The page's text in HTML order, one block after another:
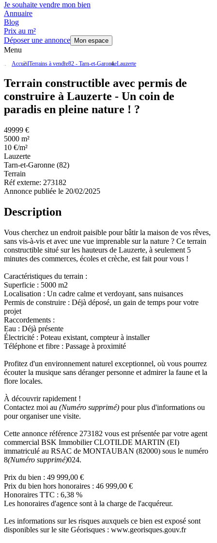
Je souhaite vendre mon bien
Annuaire
Blog
Prix au m²
Déposer une annonce
Mon espace
Menu
AccueilTerrains à vendre82 - Tarn-et-GaronneLauzerte
Terrain constructible avec permis de
construire à Lauzerte - Un coin de
paradis en pleine nature ! ?
49999 €
5000 m²
10 €/m²
Lauzerte
Tarn-et-Garonne (82)
Terrain
Réf externe: 273182
Annonce publiée le 20/02/2025
Description
Vous cherchez un endroit paisible pour bâtir la maison de vos rêves,
sans vis-à-vis et avec une vue imprenable sur la nature ? Ce terrain
constructible situé sur les hauteurs de Lauzerte, à seulement 5
minutes des commerces, écoles et crèche, est fait pour vous !
Caractéristiques du terrain :
Superficie : 5000 m2
Localisation : Un cadre calme et verdoyant, sans nuisances
Permis de construire : Déjà déposé, un gain de temps pour votre
projet
Raccordements :
Eau : Déjà présente
Électricité : Poteau existant, compteur à installer
Téléphone et fibre : Passage à proximité
Profitez d'un environnement naturel exceptionnel, où vous pourrez
écouter la musique sans déranger personne et admirer la faune et la
flore locales.
À découvrir rapidement !
Contactez moi au (Numéro supprimé) pour plus d'informations ou
pour organiser une visite.
Cette annonce référence 273182 vous est présentée par votre agent
commercial BSK Immobilier CLOTILDE MARTIN (EI)
immatriculé au RSAC de MONTAUBAN (82000) sous le numéro
8(Numéro supprimé)024.
Prix du bien : 49 999,00 €
Prix du bien hors honoraires : 46 999,00 €
Honoraires TTC : 6,38 %
Les honoraires d'agence sont à la charge de l'acquéreur.
Les informations sur les risques auxquels ce bien est exposé sont
disponibles sur le site Géorisques : www.georisques.gouv.fr